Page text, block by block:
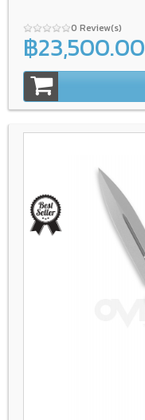
0 Review(s)
฿23,500.00